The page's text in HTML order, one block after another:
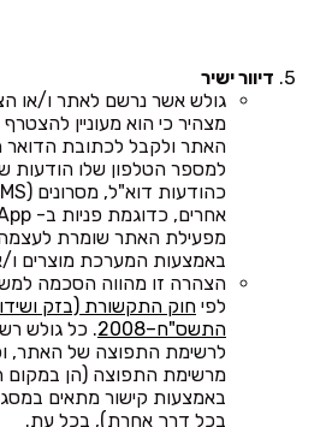
דיוור ישיר
גולש אשר נרשם לאתר ו/או
מצהיר כי הוא מעוניין
האתר ולקבל לכתובת הדואר
למספר הטלפון שלו הודעות
מפעילת האתר שומרת
באמצעות המערכת מוצרים ו/
הצהרה זו מהווה הסכמה
לפי
התשס"ח–2008
. כל גולש
לרשימת התפוצה של האתר,
מרשימת התפוצה (הן במקום
באמצעות קישור מתאים
בכל דרך אחרת), בכל עת.